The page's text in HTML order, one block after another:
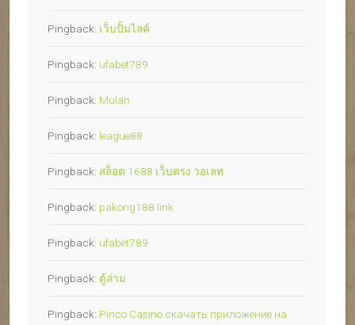
Pingback: เว็บปั้มไลค์
Pingback: ufabet789
Pingback: Mulan
Pingback: league88
Pingback: สล็อต 1688 เว็บตรง วอเลท
Pingback: pakong188 link
Pingback: ufabet789
Pingback: ตู้ล่าม
Pingback: Pinco Casino скачать приложение на